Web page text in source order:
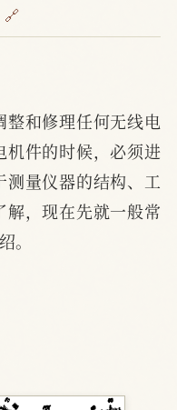
🔗
整和修理任何无线电
机件的时候，必须进
量仪器的结构、工
，现在先就一般常
。